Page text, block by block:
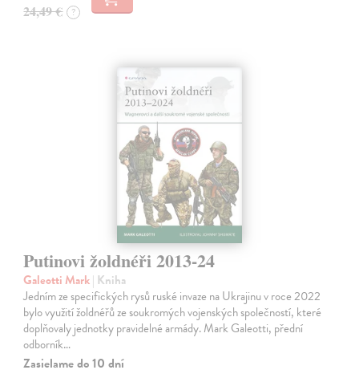
24,49 € ?
Putinovi žoldnéři 2013-24
Galeotti Mark| Kniha
Jedním ze specifických rysů ruské invaze na Ukrajinu v roce 2022
bylo využití žoldnéřů ze soukromých vojenských společností, které
doplňovaly jednotky pravidelné armády. Mark Galeotti, přední
odborník…
Zasielame do 10 dní